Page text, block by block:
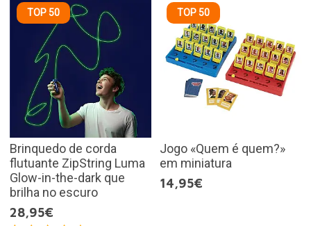
TOP 50
Brinquedo de corda
flutuante ZipString Luma
Glow-in-the-dark que
brilha no escuro
28,95€
TOP 50
Jogo «Quem é quem?»
em miniatura
14,95€